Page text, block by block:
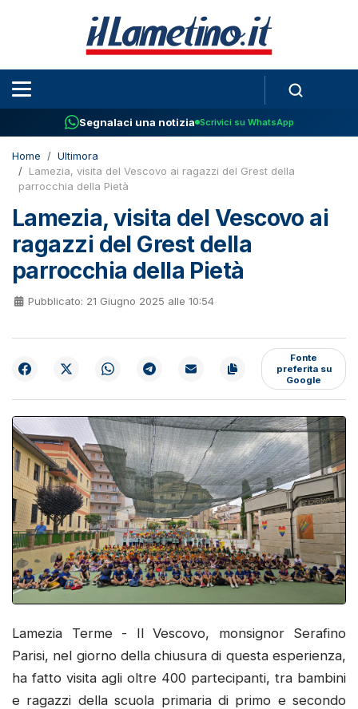
Segnalaci una notizia Scrivici su WhatsApp
Home
Ultimora
Lamezia, visita del Vescovo ai ragazzi del Grest della
parrocchia della Pietà
Lamezia, visita del Vescovo ai
ragazzi del Grest della
parrocchia della Pietà
Pubblicato: 21 Giugno 2025 alle 10:54
Fonte
preferita su
Google
Lamezia Terme - Il Vescovo, monsignor Serafino
Parisi, nel giorno della chiusura di questa esperienza,
ha fatto visita agli oltre 400 partecipanti, tra bambini
e ragazzi della scuola primaria di primo e secondo